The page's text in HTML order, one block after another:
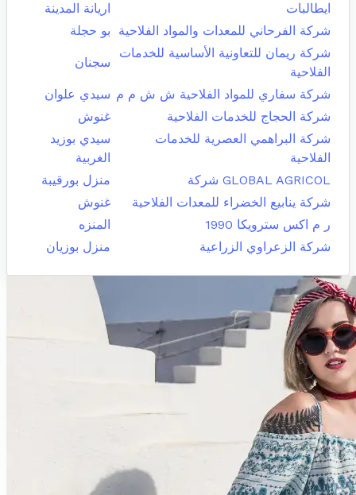
ايطالبات
اريانة المدينة
شركة الفرحاني للمعدات والمواد الفلاحية
بو حجلة
شركة ريمان للتعاونية الأساسية للخدمات
الفلاحية
سجنان
شركة سفاري للمواد الفلاحية ش ش م م سيدي علوان
شركة الحجاج للخدمات الفلاحية
غنوش
شركة البراهمي العصرية للخدمات
الفلاحية
سيدي بوزيد
الغربية
GLOBAL AGRICOL شركة
منزل بورقيبة
شركة ينابيع الخضراء للمعدات الفلاحية
غنوش
ر م اكس سترويكا 1990
المنزه
شركة الزعراوي الزراعية
منزل بوزيان